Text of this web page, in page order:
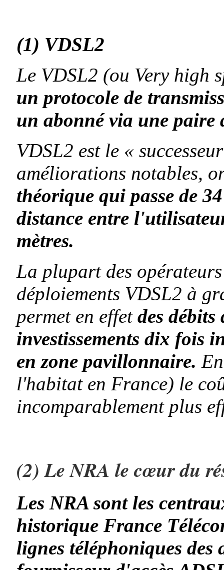
(1) VDSL2
Le VDSL2 (ou Very high
un protocole de
un abonné via une paire
VDSL2 est le «
améliorations notables,
théorique qui passe de
distance entre
mètres.
La plupart des
déploiements VDSL2 à
permet en effet des
investissements dix fois
en zone pavillonnaire.
l'habitat en France) le
incomparablement plus
(2) Le NRA le cœur du
Les NRA sont les
historique France
lignes téléphoniques des